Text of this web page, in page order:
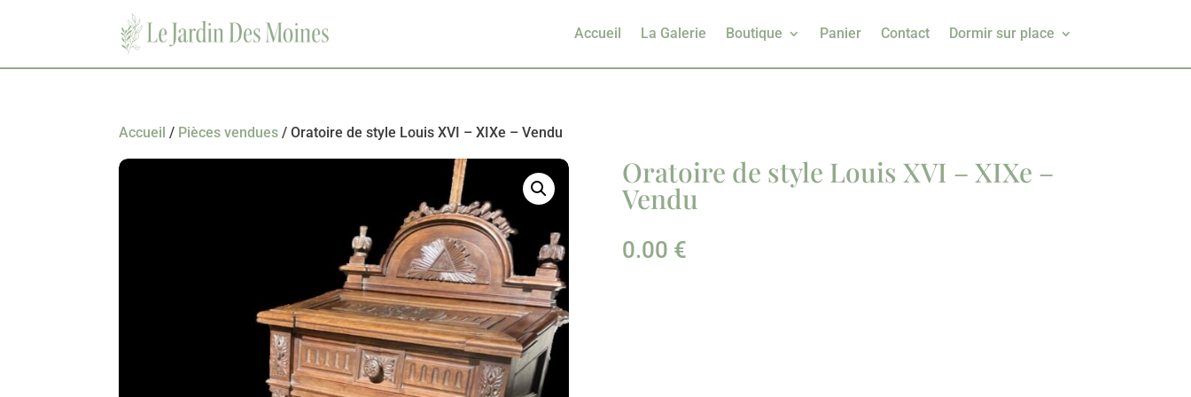
Accueil La Galerie Boutique Panier Contact Dormir sur place
Accueil / Pièces vendues / Oratoire de style Louis XVI – XIXe – Vendu
Oratoire de style Louis XVI – XIXe –
Vendu
0.00 €